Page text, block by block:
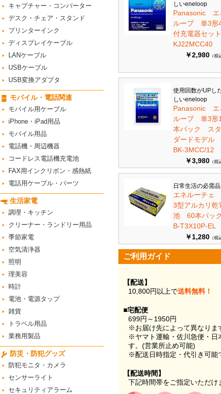
キャプチャー・コンバーター
デスク・チェア・スタンド
プリンターインク
ディスプレイケーブル
LANケーブル
USBケーブル
USB変換アダプタ
モバイル・電話関連
モバイル用ケーブル
iPhone・iPad用品
モバイル用品
電話機・周辺機器
コードレス電話機充電池
FAX用インクリボン・感熱紙
電話用ケーブル・パーツ
生活家電
調理・キッチン
クリーナー・ランドリー用品
季節家電
空気清浄器
照明
理美容
時計
電池・電源タップ
雑貨
トラベル用品
業務用製品
防災・防犯グッズ
防犯モニタ・カメラ
センサーライト
セキュリティアラーム
しいeneloop
Panasonic エ
ループ 単3形
付充電器セッ
KJ22MCC40
￥2,980 （税
使用回数がUPし
しいeneloop
Panasonic エ
ループ 単3形
本パック ス
ダードモデル
BK-3MCC/12
￥3,980 （税
日常生活の必需
エネルーチェ
3型アルカリ乾
池 60本パ
B-T3X10P-EL
￥1,280 （税
ご利用ガイド
【配送】
10,800円以上で送料無料！
■宅配便
699円～1950円
※お届け先によって異なりま
※ヤマト運輸・佐川急便・日
す。(営業所止め可能)
※配送日時指定・代引き可能
【配送時間】
下記時間帯をご指定いただけ